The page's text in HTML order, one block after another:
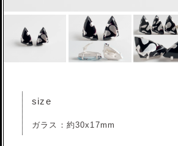
size
ガラス：約30x17mm